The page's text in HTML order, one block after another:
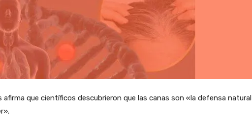
afirma que científicos descubrieron que las canas son «la defensa natural